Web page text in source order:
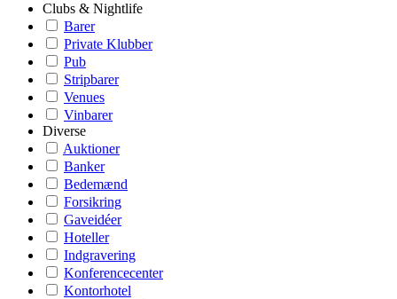
Clubs & Nightlife
Barer
Private Klubber
Pub
Stripbarer
Venues
Vinbarer
Diverse
Auktioner
Banker
Bedemænd
Forsikring
Gaveidéer
Hoteller
Indgravering
Konferencecenter
Kontorhotel